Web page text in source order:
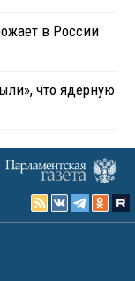
в России
что ядерную